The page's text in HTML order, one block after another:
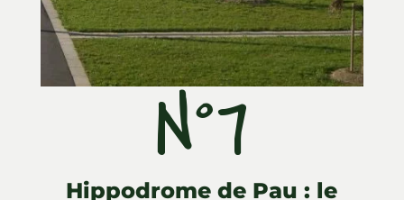
N°7
ll
Hippodrome de Pau : le